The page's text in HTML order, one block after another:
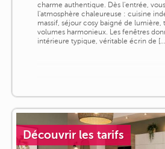
charme authentique. Dès l'entrée,
l'atmosphère chaleureuse : cuisine
massif, séjour cosy baigné de lumière,
volumes harmonieux. Les fenêtres
intérieure typique, véritable écrin de
Découvrir les tarifs